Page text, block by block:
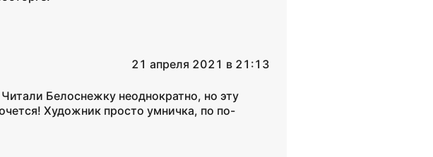
21 апреля 2021 в 21:13
Белоснежку неоднократно, но эту
Художник просто умничка, по по-